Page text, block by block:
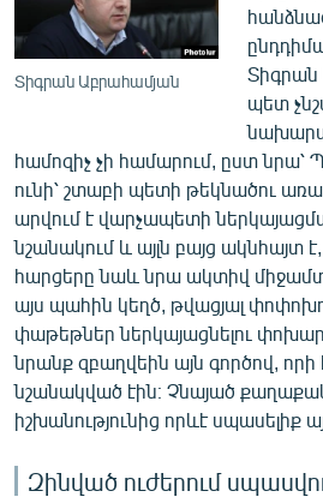
Տիգրան Աբրահամյան
Տիգրան
պետ
համոզիչ չի համարում, ըստ նրա՝
ունի՝ շտաբի պետի թեկնածու
արվում է վարչապետի
նշանակում և այլն բայց ակնհայտ
հարցերը նաև նրա ակտիվ
այս պահին կեղծ, թվացյալ
փաթեթներ ներկայացնելու
նրանք զբաղվեին այն գործով,
նշանակված էին։ Չնայած
իշխանությունից որևէ սպասելիք
Զինված ուժերում